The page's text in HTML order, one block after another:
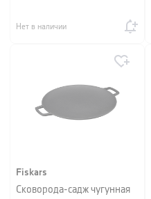
Нет в наличии
Fiskars
Сковорода-садж чугунная